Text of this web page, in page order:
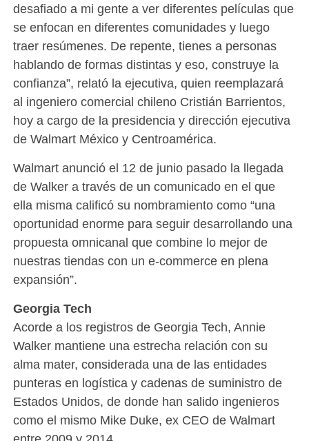
desafiado a mi gente a ver diferentes películas que
se enfocan en diferentes comunidades y luego
traer resúmenes. De repente, tienes a personas
hablando de formas distintas y eso, construye la
confianza”, relató la ejecutiva, quien reemplazará
al ingeniero comercial chileno Cristián Barrientos,
hoy a cargo de la presidencia y dirección ejecutiva
de Walmart México y Centroamérica.
Walmart anunció el 12 de junio pasado la llegada
de Walker a través de un comunicado en el que
ella misma calificó su nombramiento como “una
oportunidad enorme para seguir desarrollando una
propuesta omnicanal que combine lo mejor de
nuestras tiendas con un e-commerce en plena
expansión”.
Georgia Tech
Acorde a los registros de Georgia Tech, Annie
Walker mantiene una estrecha relación con su
alma mater, considerada una de las entidades
punteras en logística y cadenas de suministro de
Estados Unidos, de donde han salido ingenieros
como el mismo Mike Duke, ex CEO de Walmart